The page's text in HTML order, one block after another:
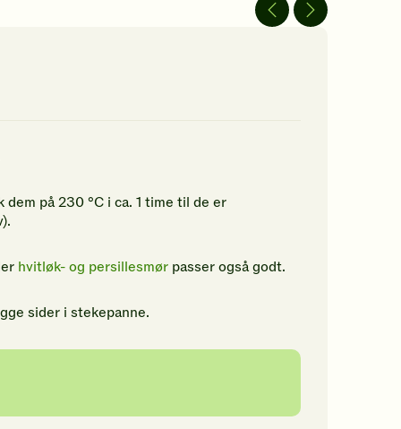
på 230 °C i ca. 1 time til de er
hvitløk- og persillesmørpasser også godt.
sider i stekepanne.